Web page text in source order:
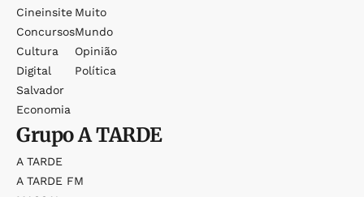
Cineinsite
Concursos
Cultura
Digital
Salvador
Economia
Muito
Mundo
Opinião
Política
GrupoA TARDE
A TARDE
A TARDE FM